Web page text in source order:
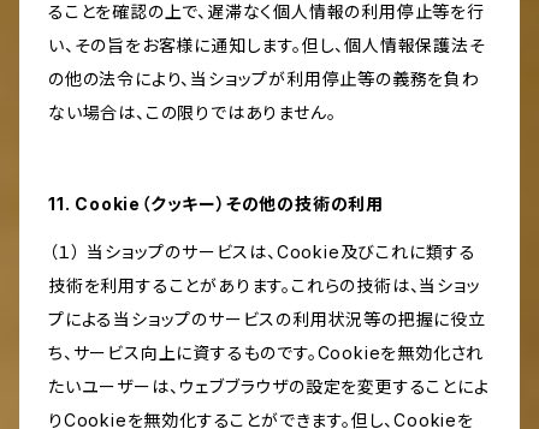
ることを確認の上で、遅滞なく個人情報の利用停止等を行
い、その旨をお客様に通知します。但し、個人情報保護法そ
の他の法令により、当ショップが利用停止等の義務を負わ
ない場合は、この限りではありません。
11. Cookie（クッキー）その他の技術の利用
（１） 当ショップのサービスは、Cookie及びこれに類する
技術を利用することがあります。これらの技術は、当ショッ
プによる当ショップのサービスの利用状況等の把握に役立
ち、サービス向上に資するものです。Cookieを無効化され
たいユーザーは、ウェブブラウザの設定を変更することによ
りCookieを無効化することができます。但し、Cookieを